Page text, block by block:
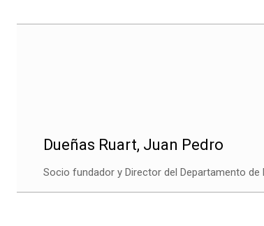
Dueñas Ruart, Juan Pedro
Socio fundador y Director del Departamento de